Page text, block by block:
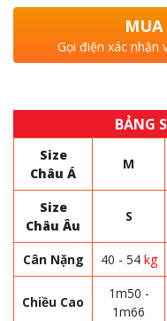
MUA
Gọi điện xác nhận
BẢNG
Size
Châu Á
M
Size
Châu Âu
S
Cân Nặng 40 - 54 kg
Chiều Cao
1m50 -
1m66